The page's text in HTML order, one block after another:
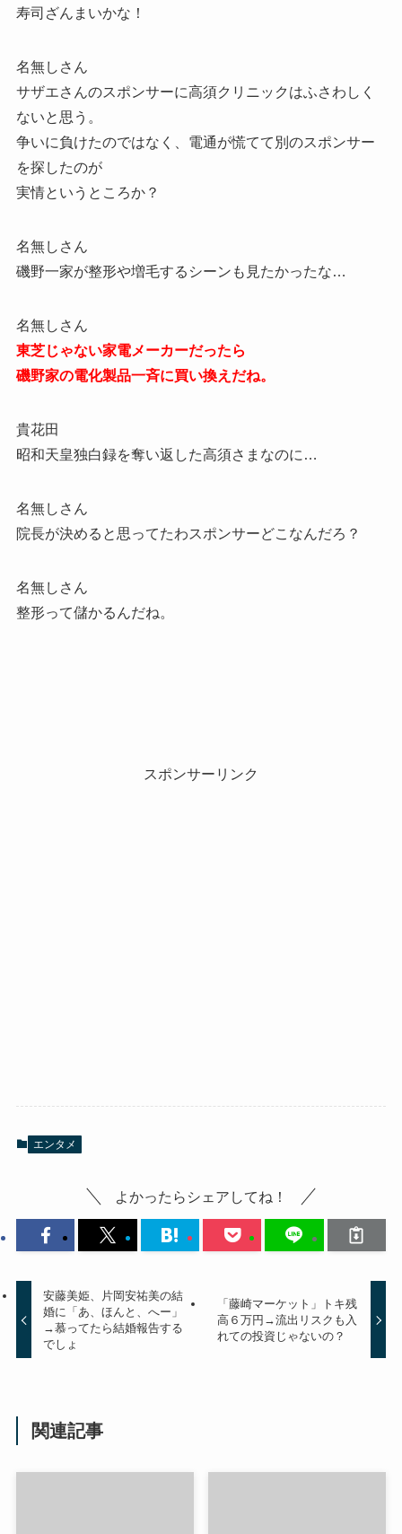
寿司ざんまいかな！
名無しさん
サザエさんのスポンサーに高須クリニックはふさわしく
ないと思う。
争いに負けたのではなく、電通が慌てて別のスポンサー
を探したのが
実情というところか？
名無しさん
磯野一家が整形や増毛するシーンも見たかったな…
名無しさん
東芝じゃない家電メーカーだったら
磯野家の電化製品一斉に買い換えだね。
貴花田
昭和天皇独白録を奪い返した高須さまなのに…
名無しさん
院長が決めると思ってたわスポンサーどこなんだろ？
名無しさん
整形って儲かるんだね。
スポンサーリンク
エンタメ
よかったらシェアしてね！
安藤美姫、片岡安祐美の結
婚に「あ、ほんと、へー」
→慕ってたら結婚報告する
でしょ
「藤崎マーケット」トキ残
高６万円→流出リスクも入
れての投資じゃないの？
関連記事